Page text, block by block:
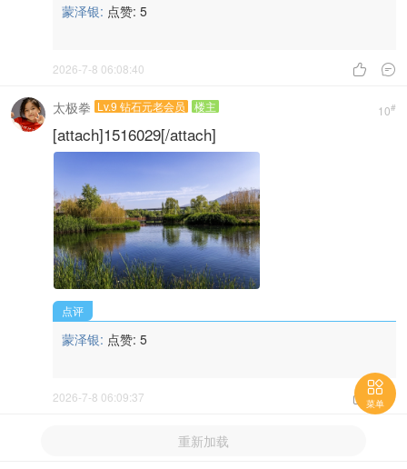
蒙泽银: 点赞: 5
 
2026-7-8 06:08:40
10#
太极拳 Lv.9 钻石元老会员 楼主
[attach]1516029[/attach]
点评
蒙泽银: 点赞: 5
 
2026-7-8 06:09:37
重新加载

菜单